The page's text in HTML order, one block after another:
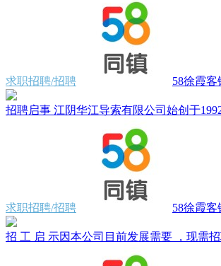
求职招聘/招聘 58徐霞客
招聘启事 江阴华江导索有限公司始创于
求职招聘/招聘 58徐霞客
招 工 启 示因本公司目前发展需要 ，现需